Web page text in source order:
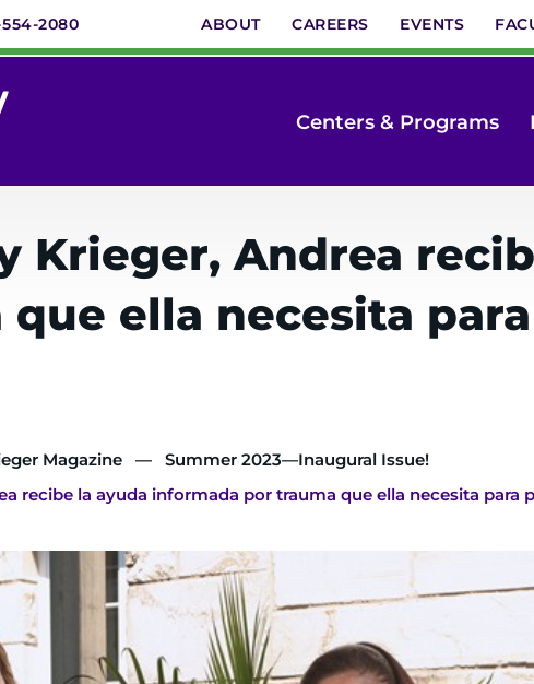
2080 ABOUT CAREERS EVENTS
Menu
Centers & Programs
Krieger, Andrea
ella necesita
Magazine
Summer 2023—Inaugural Issue!
recibe la ayuda informada por trauma que ella necesita para